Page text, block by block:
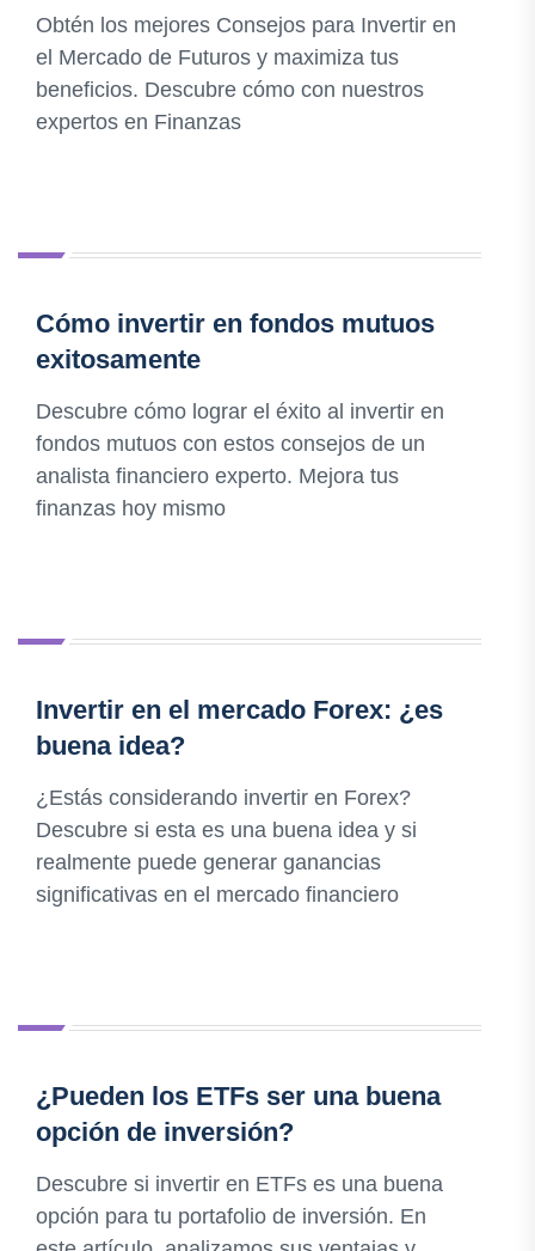
Obtén los mejores Consejos para Invertir en
el Mercado de Futuros y maximiza tus
beneficios. Descubre cómo con nuestros
expertos en Finanzas
Cómo invertir en fondos mutuos
exitosamente
Descubre cómo lograr el éxito al invertir en
fondos mutuos con estos consejos de un
analista financiero experto. Mejora tus
finanzas hoy mismo
Invertir en el mercado Forex: ¿es
buena idea?
¿Estás considerando invertir en Forex?
Descubre si esta es una buena idea y si
realmente puede generar ganancias
significativas en el mercado financiero
¿Pueden los ETFs ser una buena
opción de inversión?
Descubre si invertir en ETFs es una buena
opción para tu portafolio de inversión. En